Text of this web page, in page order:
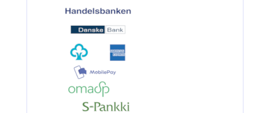
Ruostumaton suora runkolanka
pehm. hehkutettu 0.8mm 35cm/30